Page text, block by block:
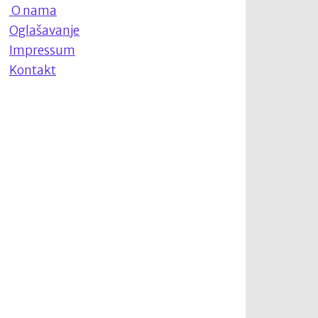
O nama
Oglašavanje
Impressum
Kontakt